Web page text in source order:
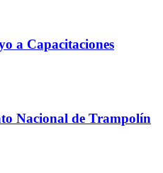
a Capacitaciones
Nacional de Trampolín